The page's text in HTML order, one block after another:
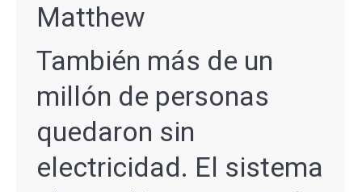
Matthew
También más de un
millón de personas
quedaron sin
electricidad. El sistema